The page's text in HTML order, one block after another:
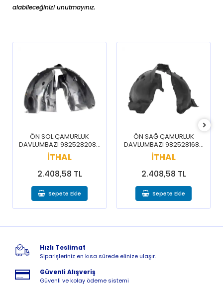
alabileceğinizi unutmayınız.
ÖN SOL ÇAMURLUK
DAVLUMBAZI 9825282080
/ 3008 5008 16-20
İTHAL
2.408,58 TL
Sepete Ekle
ÖN SAĞ ÇAMURLUK
DAVLUMBAZI 9825281680
/ 3008 5008 16-20
İTHAL
2.408,58 TL
Sepete Ekle
Hızlı Teslimat
Siparişleriniz en kısa sürede elinize ulaşır.
Güvenli Alışveriş
Güvenli ve kolay ödeme sistemi